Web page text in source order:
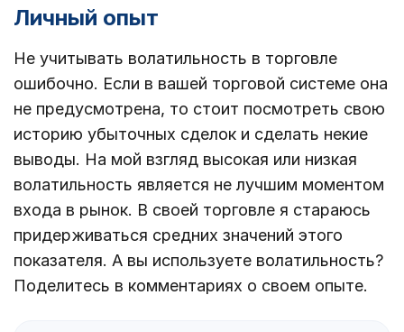
Личный опыт
Не учитывать волатильность в торговле
ошибочно. Если в вашей торговой системе она
не предусмотрена, то стоит посмотреть свою
историю убыточных сделок и сделать некие
выводы. На мой взгляд высокая или низкая
волатильность является не лучшим моментом
входа в рынок. В своей торговле я стараюсь
придерживаться средних значений этого
показателя. А вы используете волатильность?
Поделитесь в комментариях о своем опыте.